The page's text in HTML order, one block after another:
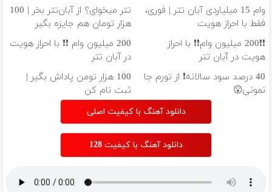
وام 15 میلیاردی آبان تتر | فوری،
فقط با احراز هویت
تتر میخوای؟ از آبان‌تتر بخر | 100
هزار تومان هم جایزه بگیر
❗❗200 میلیون وام❗❗ با احراز
هویت در آبان تتر
200 میلیون وام ❗❗ با احراز هویت
در آبان تتر
40 درصد سود سالانه❗ از تورم جا
نمونی😲
100 هزار تومن پاداش بگیر |
ثبت نام کن
دانلود آهنگ با کیفیت اصلی
دانلود آهنگ با کیفیت 128